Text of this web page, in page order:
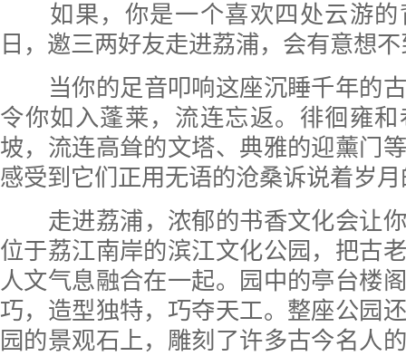
如果，你是一个喜欢四处云游
日，邀三两好友走进荔浦，会有意想
当你的足音叩响这座沉睡千年的
令你如入蓬莱，流连忘返。徘徊雍
坡，流连高耸的文塔、典雅的迎薰门
感受到它们正用无语的沧桑诉说着岁
走进荔浦，浓郁的书香文化会让
位于荔江南岸的滨江文化公园，把古
人文气息融合在一起。园中的亭台楼
巧，造型独特，巧夺天工。整座公园
园的景观石上，雕刻了许多古今名人